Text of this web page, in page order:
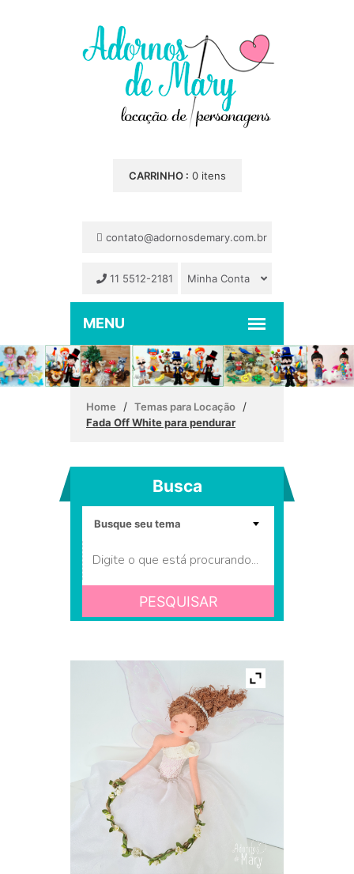
CARRINHO : 0 itens
contato@adornosdemary.com.br
11 5512-2181 Minha Conta
Home / Temas para Locação /
Fada Off White para pendurar
Busca
PESQUISAR